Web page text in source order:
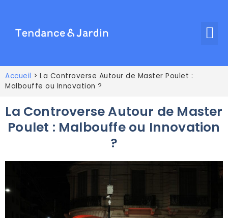
Accueil > La Controverse Autour de Master Poulet :
Malbouffe ou Innovation ?
La Controverse Autour de Master
Poulet : Malbouffe ou Innovation
?